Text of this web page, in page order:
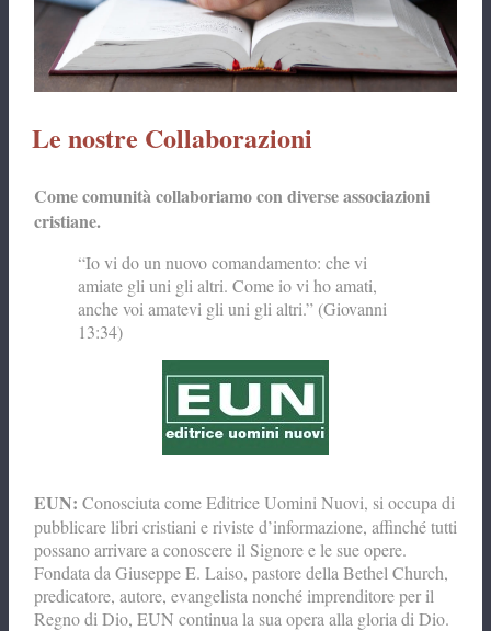
Le nostre Collaborazioni
Come comunità collaboriamo con diverse associazioni
cristiane.
“Io vi do un nuovo comandamento: che vi
amiate gli uni gli altri. Come io vi ho amati,
anche voi amatevi gli uni gli altri.” (Giovanni
13:34)
EUN: Conosciuta come Editrice Uomini Nuovi, si occupa di
pubblicare libri cristiani e riviste d’informazione, affinché tutti
possano arrivare a conoscere il Signore e le sue opere.
Fondata da Giuseppe E. Laiso, pastore della Bethel Church,
predicatore, autore, evangelista nonché imprenditore per il
Regno di Dio, EUN continua la sua opera alla gloria di Dio.